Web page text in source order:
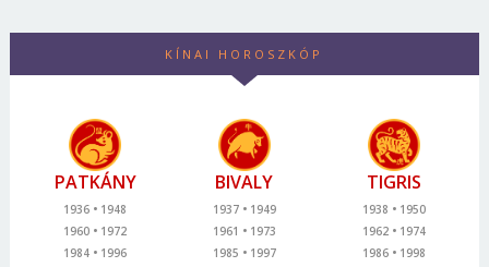
KÍNAI HOROSZKÓP
PATKÁNY
1936
1948
1960
1972
1984
1996
BIVALY
1937
1949
1961
1973
1985
1997
TIGRIS
1938
1950
1962
1974
1986
1998